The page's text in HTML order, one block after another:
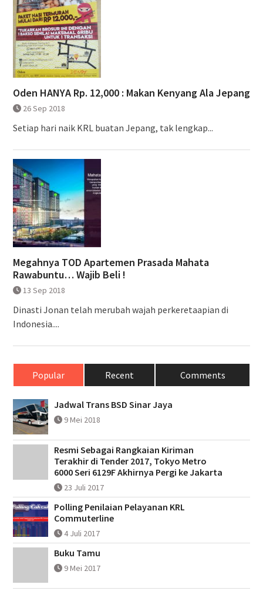
Oden HANYA Rp. 12,000 : Makan Kenyang Ala Jepang
26 Sep 2018
Setiap hari naik KRL buatan Jepang, tak lengkap...
Megahnya TOD Apartemen Prasada Mahata
Rawabuntu… Wajib Beli !
13 Sep 2018
Dinasti Jonan telah merubah wajah perkeretaapian di
Indonesia....
Popular Recent Comments
Jadwal Trans BSD Sinar Jaya
9 Mei 2018
Resmi Sebagai Rangkaian Kiriman
Terakhir di Tender 2017, Tokyo Metro
6000 Seri 6129F Akhirnya Pergi ke Jakarta
23 Juli 2017
Polling Penilaian Pelayanan KRL
Commuterline
4 Juli 2017
Buku Tamu
9 Mei 2017